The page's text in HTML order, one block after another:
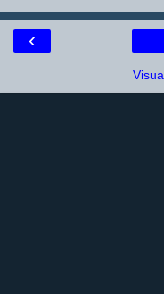
‹